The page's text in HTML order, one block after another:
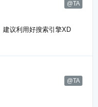
@TA
建议利用好搜索引擎XD
@TA